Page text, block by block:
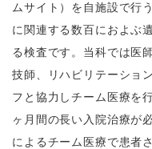
ムサイト）を自施設で行
に関連する数百におよぶ
る検査です。当科では医
技師、リハビリテーショ
フと協力しチーム医療を
ヶ月間の長い入院治療が
によるチーム医療で患者